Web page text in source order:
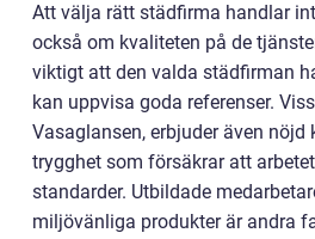
Att välja rätt städfirma handlar
också om kvaliteten på de
viktigt att den valda städfirman
kan uppvisa goda referenser.
Vasaglansen, erbjuder även nöjd
trygghet som försäkrar att
standarder. Utbildade
miljövänliga produkter är andra